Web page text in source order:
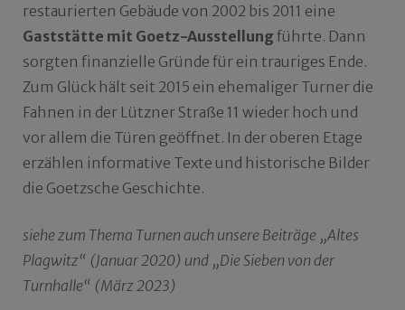
restaurierten Gebäude von 2002 bis 2011 eine
Gaststätte mit Goetz-Ausstellungführte. Dann
sorgten finanzielle Gründe für ein trauriges Ende.
Zum Glück hält seit 2015 ein ehemaliger Turner die
Fahnen in der Lützner Straße 11 wieder hoch und
vor allem die Türen geöffnet. In der oberen Etage
erzählen informative Texte und historische Bilder
die Goetzsche Geschichte.
siehe zum Thema Turnen auch unsere Beiträge „Altes
Plagwitz“ (Januar 2020) und „Die Sieben von der
Turnhalle“ (März 2023)